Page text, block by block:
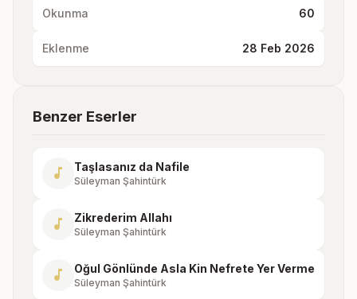
Okunma 60
Eklenme 28 Feb 2026
Benzer Eserler
music_note Taşlasanız da Nafile
Süleyman Şahintürk
music_note Zikrederim Allahı
Süleyman Şahintürk
music_note Oğul Gönlünde Asla Kin Nefrete Yer Verme
Süleyman Şahintürk